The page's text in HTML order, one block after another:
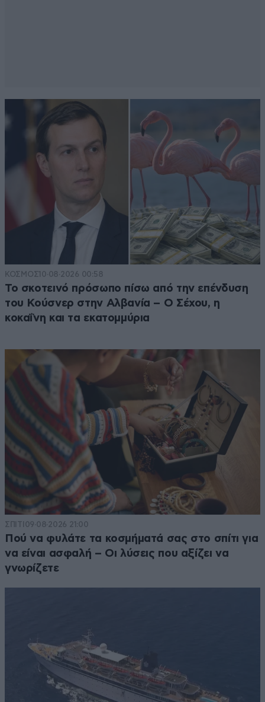
ΚΟΣΜΟΣ10·08·2026 00:58
Το σκοτεινό πρόσωπο πίσω από την επένδυση
του Κούσνερ στην Αλβανία – Ο Σέχου, η
κοκαΐνη και τα εκατομμύρια
ΣΠΙΤΙ 09·08·2026 21:00
Πού να φυλάτε τα κοσμήματά σας στο σπίτι για
να είναι ασφαλή – Οι λύσεις που αξίζει να
γνωρίζετε